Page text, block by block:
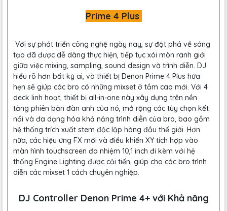
Prime 4 Plus
Với sự phát triển công nghệ ngày nay, sự đột phá về sáng
tạo đã được dễ dàng thực hiện, tiếp tục xói mòn ranh giới
giữa việc mixing, sampling, sound design và trình diễn. DJ
hiểu rõ hơn bất kỳ ai, và thiết bị Denon Prime 4 Plus hứa
hẹn sẽ giúp các bro có những mixset ở tầm cao mới. Với 4
deck linh hoạt, thiết bị all-in-one này xây dựng trên nền
tảng phiên bản đàn anh của nó, mở rộng các tùy chọn kết
nối và đa dạng hóa khả năng trình diễn của bro, bao gồm
hệ thống trích xuất stem độc lập hàng đầu thế giới. Hơn
nữa, các hiệu ứng FX mới và điều khiển XY tích hợp vào
màn hình touchscreen đa nhiệm 10,1 inch đi kèm với hệ
thống Engine Lighting được cải tiến, giúp cho các bro trình
diễn các mixset 1 cách chuyên nghiệp.
DJ Controller Denon Prime 4+ với Khả năng